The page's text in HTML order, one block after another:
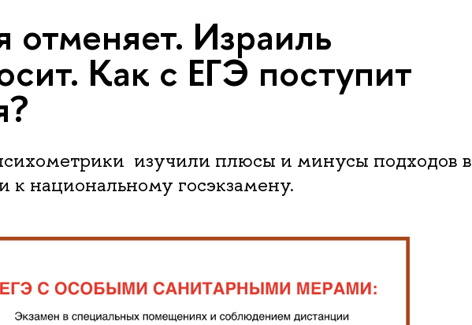
отменяет. Израиль
Как с ЕГЭ поступит
изучили плюсы и минусы подходов в
к национальному госэкзамену.